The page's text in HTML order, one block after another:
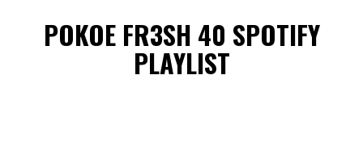
POKOE FR3SH 40 SPOTIFY
PLAYLIST